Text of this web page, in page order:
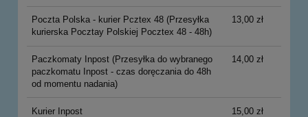
Poczta Polska - kurier Pcztex 48(Przesyłka
kurierska Pocztay Polskiej Pocztex 48 - 48h)
13,00 zł
Paczkomaty Inpost(Przesyłka do wybranego
paczkomatu Inpost - czas doręczania do 48h
od momentu nadania)
14,00 zł
Kurier Inpost 15,00 zł